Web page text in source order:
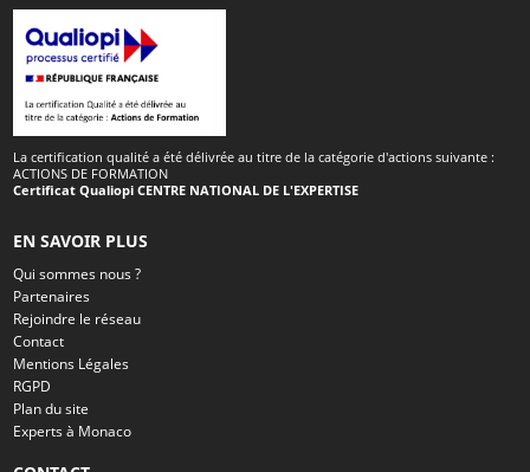
La certification qualité a été délivrée au titre de la catégorie d'actions suivante :
ACTIONS DE FORMATION
Certificat Qualiopi CENTRE NATIONAL DE L'EXPERTISE
EN SAVOIR PLUS
Qui sommes nous ?
Partenaires
Rejoindre le réseau
Contact
Mentions Légales
RGPD
Plan du site
Experts à Monaco